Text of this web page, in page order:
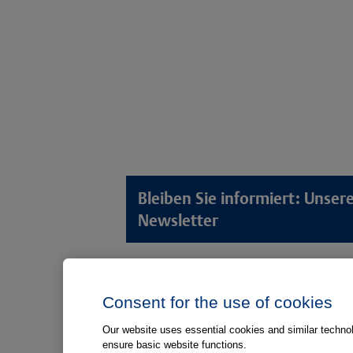
Bleiben Sie informiert:
Newsletter
Anamnese von Patient*innen
Aufnahme von Patient*innen
Aufklärung von Patient*innen
Digitale
Consent for the use of cookies
Our website uses essential cookies and similar
ensure basic website functions.